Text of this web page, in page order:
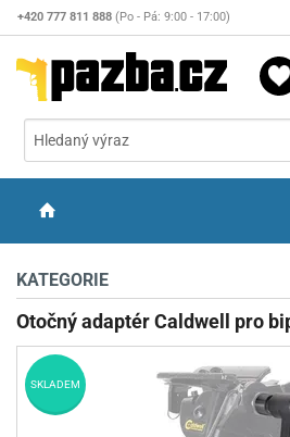
+420 777 811 888 (Po - Pá: 9:00 - 17:00)
OPTIKA
STŘELIVO
PŘÍSLUŠENSTVÍ
KATEGORIE
Otočný adaptér Caldwell pro
SKLADEM